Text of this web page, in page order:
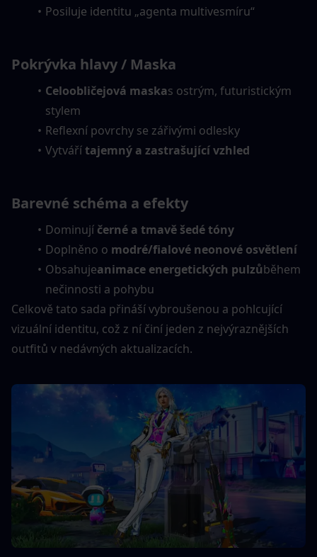
Posiluje identitu „agenta multivesmíru“
Pokrývka hlavy / Maska
Celoobličejová maskas ostrým, futuristickým
stylem
Reflexní povrchy se zářivými odlesky
Vytváří tajemný a zastrašující vzhled
Barevné schéma a efekty
Dominují černé a tmavě šedé tóny
Doplněno o modré/fialové neonové osvětlení
Obsahujeanimace energetických pulzůběhem
nečinnosti a pohybu
Celkově tato sada přináší vybroušenou a pohlcující
vizuální identitu, což z ní činí jeden z nejvýraznějších
outfitů v nedávných aktualizacích.